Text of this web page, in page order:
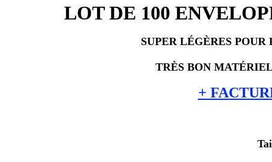
LOT DE 100
SUPER LÉGÈRES
TRÈS BON
+